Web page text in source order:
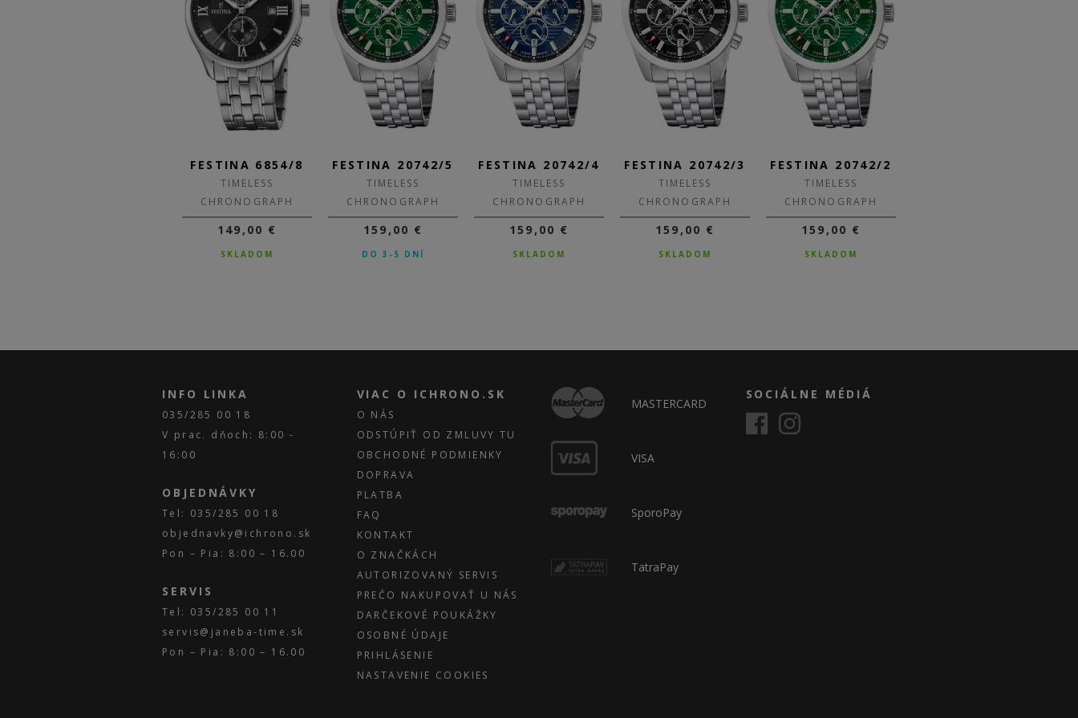
FESTINA 6854/8
TIMELESS
CHRONOGRAPH
149,00 €
SKLADOM
FESTINA 20742/5
TIMELESS
CHRONOGRAPH
159,00 €
DO 3-5 DNÍ
FESTINA 20742/4
TIMELESS
CHRONOGRAPH
159,00 €
SKLADOM
FESTINA 20742/3
TIMELESS
CHRONOGRAPH
159,00 €
SKLADOM
FESTINA 20742/2
TIMELESS
CHRONOGRAPH
159,00 €
SKLADOM
INFO LINKA
035/285 00 18
V prac. dňoch: 8:00 -
16:00
OBJEDNÁVKY
Tel: 035/285 00 18
objednavky@ichrono.sk
Pon – Pia: 8:00 – 16.00
SERVIS
Tel: 035/285 00 11
servis@janeba-time.sk
Pon – Pia: 8:00 – 16.00
VIAC O ICHRONO.SK
O NÁS
ODSTÚPIŤ OD ZMLUVY TU
OBCHODNÉ PODMIENKY
DOPRAVA
PLATBA
FAQ
KONTAKT
O ZNAČKÁCH
AUTORIZOVANÝ SERVIS
PREČO NAKUPOVAŤ U NÁS
DARČEKOVÉ POUKÁŽKY
OSOBNÉ ÚDAJE
PRIHLÁSENIE
NASTAVENIE COOKIES
MASTERCARD
VISA
SporoPay
TatraPay
SOCIÁLNE MÉDIÁ